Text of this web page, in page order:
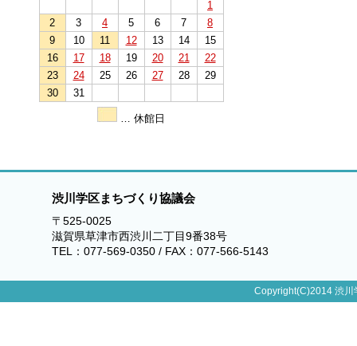
1
2
3 4 5 6 7
8
9
10 11 12 13 14
15
16
17 18 19 20 21
22
23
24 25 26 27 28
29
30
31
… 休館日
渋川学区まちづくり協議会
〒525-0025
滋賀県草津市西渋川二丁目9番38号
TEL：077-569-0350 / FAX：077-566-5143
Copyright(C)2014 渋川